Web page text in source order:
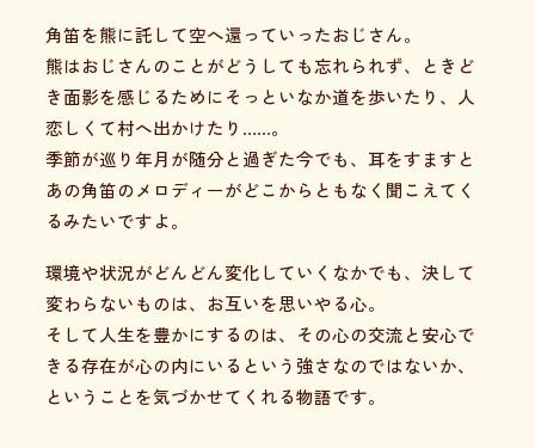
角笛を熊に託して空へ還っていったおじさん。
熊はおじさんのことがどうしても忘れられず、ときど
き面影を感じるためにそっといなか道を歩いたり、人
恋しくて村へ出かけたり……。
季節が巡り年月が随分と過ぎた今でも、耳をすますと
あの角笛のメロディーがどこからともなく聞こえてく
るみたいですよ。
環境や状況がどんどん変化していくなかでも、決して
変わらないものは、お互いを思いやる心。
そして人生を豊かにするのは、その心の交流と安心で
きる存在が心の内にいるという強さなのではないか、
ということを気づかせてくれる物語です。